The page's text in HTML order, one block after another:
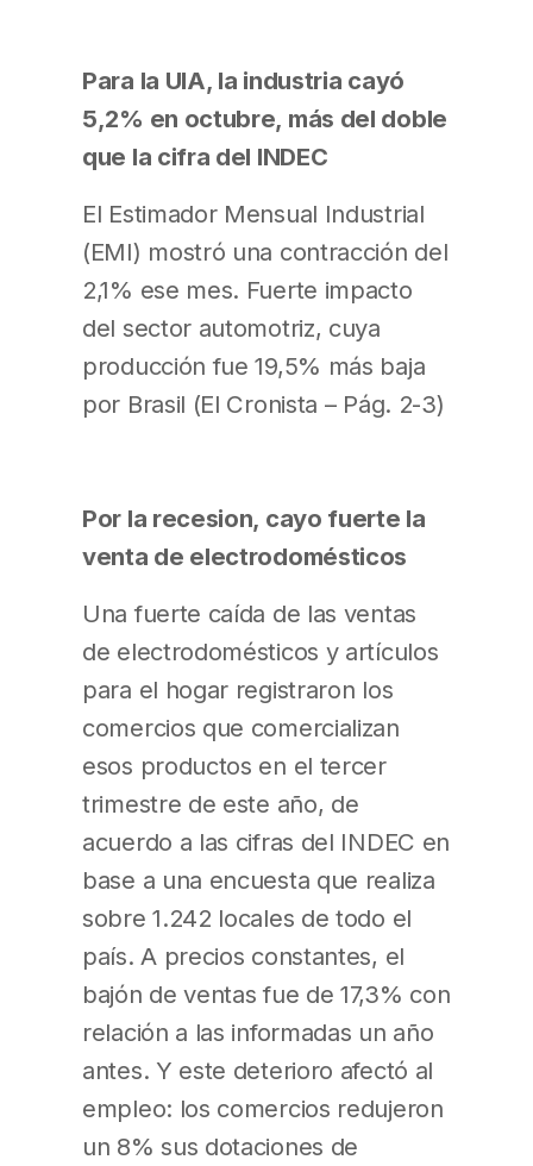
Para la UIA, la industria cayó
5,2% en octubre, más del doble
que la cifra del INDEC
El Estimador Mensual Industrial
(EMI) mostró una contracción del
2,1% ese mes. Fuerte impacto
del sector automotriz, cuya
producción fue 19,5% más baja
por Brasil (El Cronista – Pág. 2-3)
Por la recesion, cayo fuerte la
venta de electrodomésticos
Una fuerte caída de las ventas
de electrodomésticos y artículos
para el hogar registraron los
comercios que comercializan
esos productos en el tercer
trimestre de este año, de
acuerdo a las cifras del INDEC en
base a una encuesta que realiza
sobre 1.242 locales de todo el
país. A precios constantes, el
bajón de ventas fue de 17,3% con
relación a las informadas un año
antes. Y este deterioro afectó al
empleo: los comercios redujeron
un 8% sus dotaciones de